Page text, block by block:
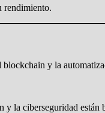
rendimiento.
y la
la ciberseguridad están